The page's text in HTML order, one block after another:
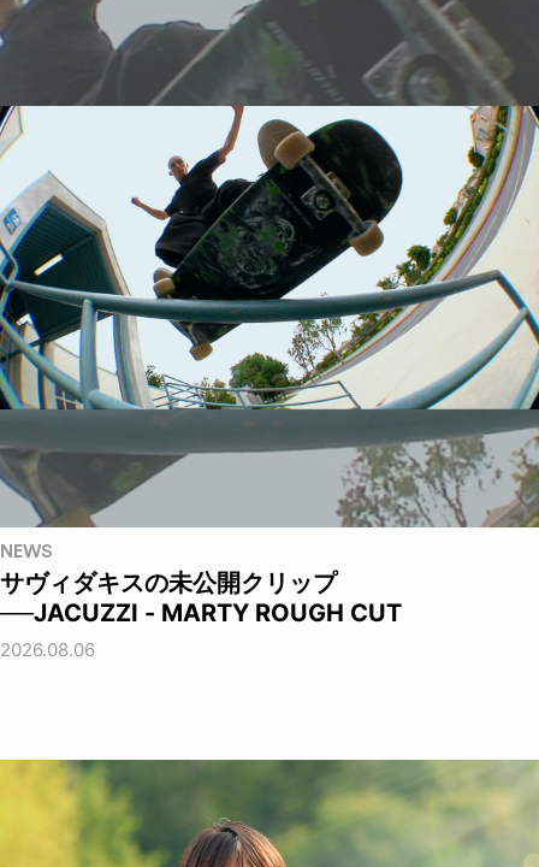
NEWS
サヴィダキスの未公開クリップ
──JACUZZI - MARTY ROUGH CUT
2026.08.06